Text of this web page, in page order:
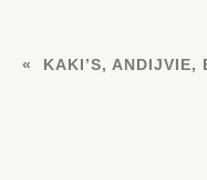
KAKI’S, ANDIJVIE,